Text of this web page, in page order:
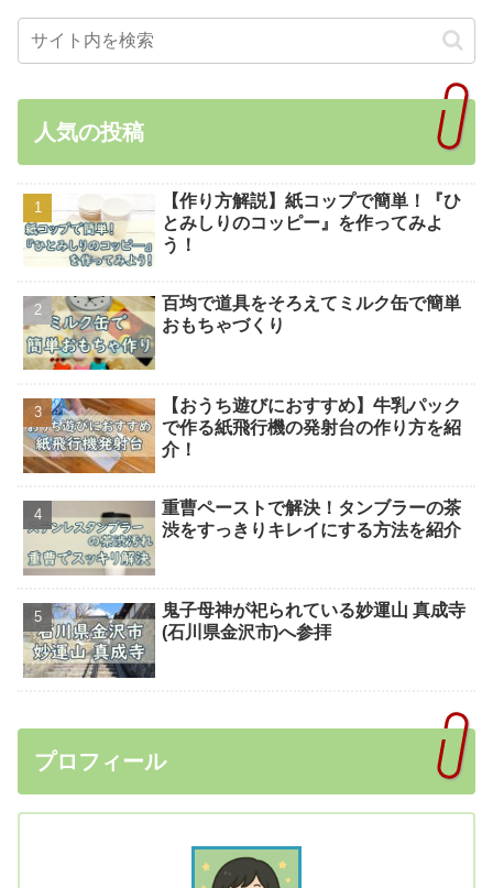
人気の投稿
【作り方解説】紙コップで簡単！『ひ
とみしりのコッピー』を作ってみよ
う！
百均で道具をそろえてミルク缶で簡単
おもちゃづくり
【おうち遊びにおすすめ】牛乳パック
で作る紙飛行機の発射台の作り方を紹
介！
重曹ペーストで解決！タンブラーの茶
渋をすっきりキレイにする方法を紹介
鬼子母神が祀られている妙運山 真成寺
(石川県金沢市)へ参拝
プロフィール